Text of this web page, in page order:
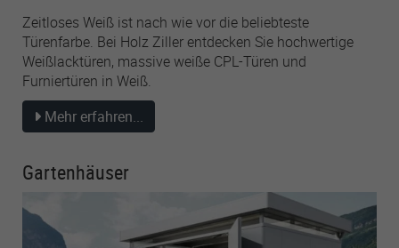
Zeitloses Weiß ist nach wie vor die beliebteste
Türenfarbe. Bei Holz Ziller entdecken Sie hochwertige
Weißlacktüren, massive weiße CPL-Türen und
Furniertüren in Weiß.
Mehr erfahren...
Gartenhäuser